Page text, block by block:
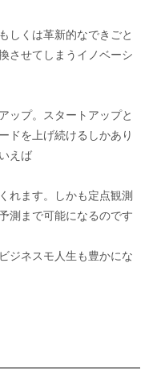
しくは革新的なできごと
させてしまうイノベーシ
ップ。スタートアップと
ドを上げ続けるしかあり
えば
れます。しかも定点観測
測まで可能になるのです
ジネスモ人生も豊かにな